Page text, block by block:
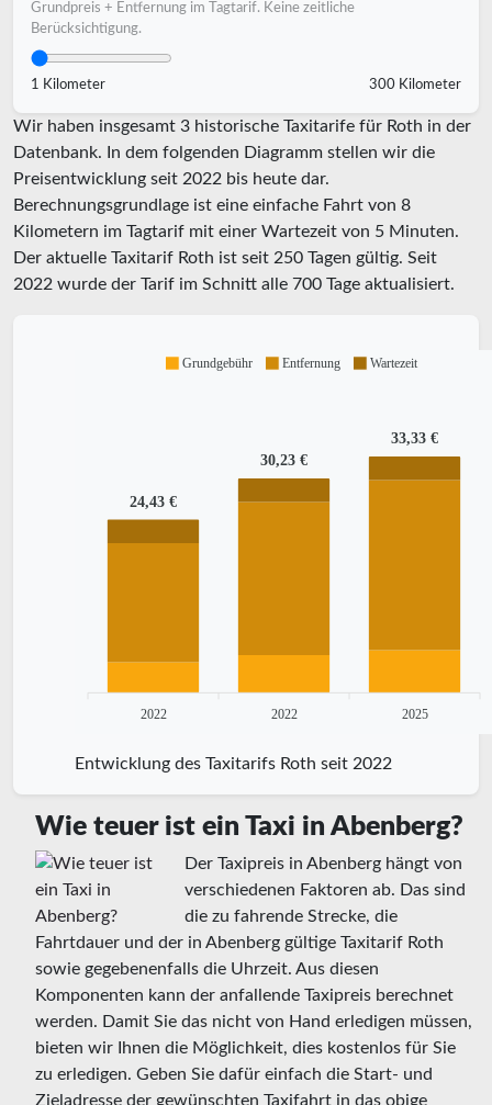
Grundpreis + Entfernung im Tagtarif. Keine zeitliche
Berücksichtigung.
1 Kilometer 300 Kilometer
Wir haben insgesamt 3 historische Taxitarife für Roth in der
Datenbank. In dem folgenden Diagramm stellen wir die
Preisentwicklung seit 2022 bis heute dar.
Berechnungsgrundlage ist eine einfache Fahrt von 8
Kilometern im Tagtarif mit einer Wartezeit von 5 Minuten.
Der aktuelle Taxitarif Roth ist seit 250 Tagen gültig. Seit
2022 wurde der Tarif im Schnitt alle 700 Tage aktualisiert.
24,43 €
30,23 €
33,33 €
2022 2022 2025
Grundgebühr Entfernung Wartezeit
Entwicklung des Taxitarifs Roth seit 2022
Wie teuer ist ein Taxi in Abenberg?
Der Taxipreis in Abenberg hängt von
verschiedenen Faktoren ab. Das sind
die zu fahrende Strecke, die
Fahrtdauer und der in Abenberg gültige Taxitarif Roth
sowie gegebenenfalls die Uhrzeit. Aus diesen
Komponenten kann der anfallende Taxipreis berechnet
werden. Damit Sie das nicht von Hand erledigen müssen,
bieten wir Ihnen die Möglichkeit, dies kostenlos für Sie
zu erledigen. Geben Sie dafür einfach die Start- und
Zieladresse der gewünschten Taxifahrt in das obige